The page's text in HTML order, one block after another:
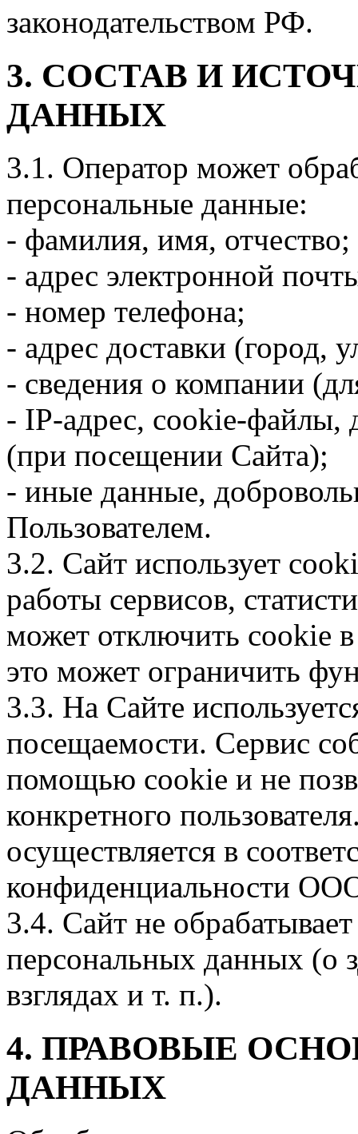
законодательством РФ.
3. СОСТАВ И
ДАННЫХ
3.1. Оператор может
персональные данные:
- фамилия, имя, отчество;
- адрес электронной
- номер телефона;
- адрес доставки (город,
- сведения о компании
- IP-адрес, cookie-файлы,
(при посещении Сайта);
- иные данные,
Пользователем.
3.2. Сайт использует
работы сервисов,
может отключить cookie в
это может ограничить
3.3. На Сайте
посещаемости. Сервис
помощью cookie и не
конкретного
осуществляется в
конфиденциальности
3.4. Сайт не
персональных данных (о
взглядах и т. п.).
4. ПРАВОВЫЕ
ДАННЫХ